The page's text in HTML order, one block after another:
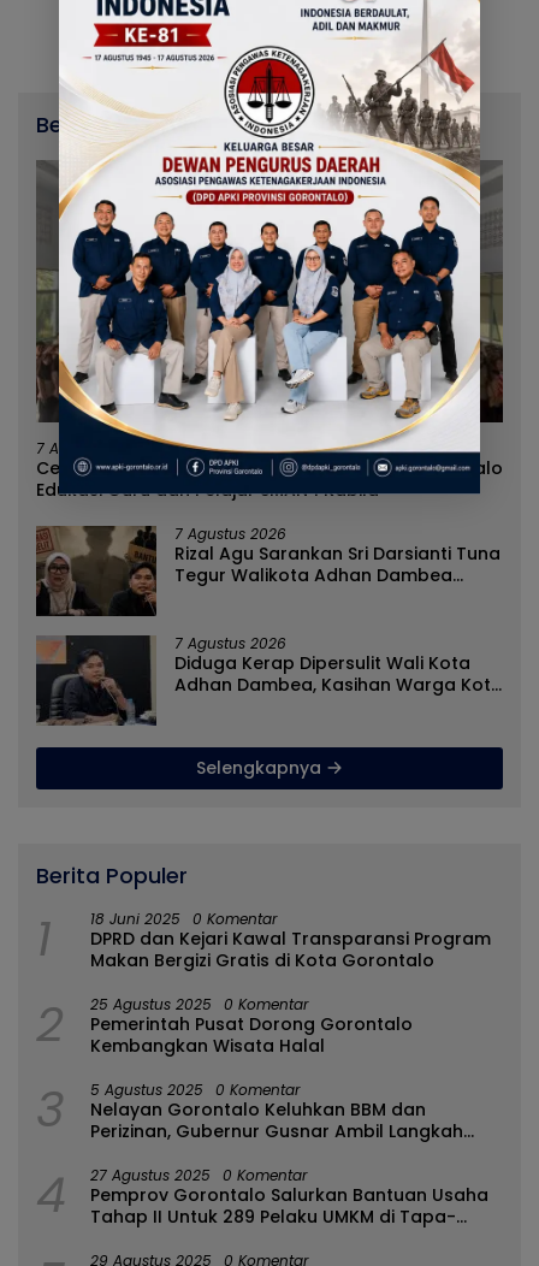
Berita Terbaru
7 Agustus 2026
Cegah Penyebaran Paham IRET, Satgaswil Gorontalo
Edukasi Guru dan Pelajar SMAN 1 Kabila
7 Agustus 2026
Rizal Agu Sarankan Sri Darsianti Tuna
Tegur Walikota Adhan Dambea
7 Agustus 2026
Diduga Kerap Dipersulit Wali Kota
Adhan Dambea, Kasihan Warga Kota
Selengkapnya
Berita Populer
1 18 Juni 2025 0 Komentar
DPRD dan Kejari Kawal Transparansi Program
Makan Bergizi Gratis di Kota Gorontalo
2 25 Agustus 2025 0 Komentar
Pemerintah Pusat Dorong Gorontalo
Kembangkan Wisata Halal
3 5 Agustus 2025 0 Komentar
Nelayan Gorontalo Keluhkan BBM dan
Perizinan, Gubernur Gusnar Ambil Langkah
4 27 Agustus 2025 0 Komentar
Pemprov Gorontalo Salurkan Bantuan Usaha
Tahap II Untuk 289 Pelaku UMKM di Tapa-
29 Agustus 2025 0 Komentar